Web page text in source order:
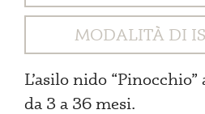
MODALITÀ DI
L’asilo nido
da 3 a 36 mesi.